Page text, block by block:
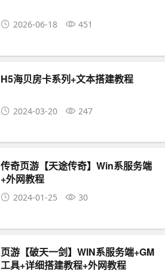
2026-06-18 451
H5海贝房卡系列+文本搭建教程
2024-03-20 247
传奇页游【天途传奇】Win系服务端
+外网教程
2024-01-25 30
页游【破天一剑】WIN系服务端+GM
工具+详细搭建教程+外网教程